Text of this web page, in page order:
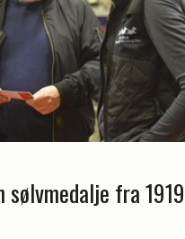
sølvmedalje fra 1919